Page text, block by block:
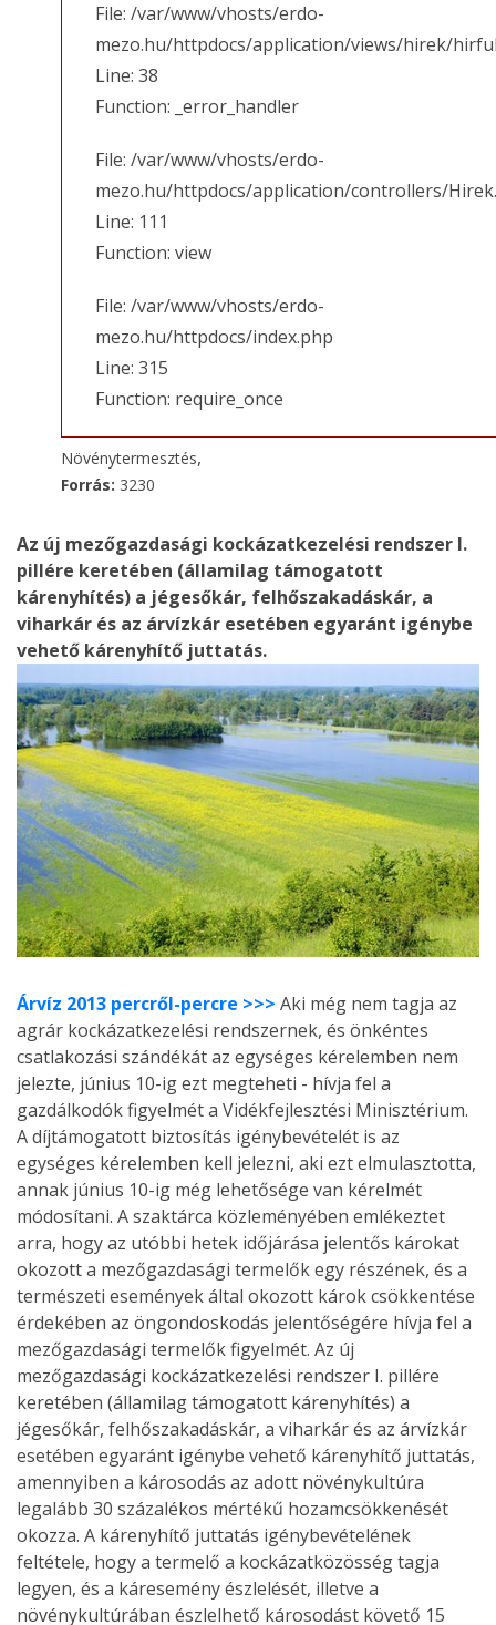
File: /var/www/vhosts/erdo-
mezo.hu/httpdocs/application/views/hirek/
Line: 38
Function: _error_handler
File: /var/www/vhosts/erdo-
mezo.hu/httpdocs/application/controllers/
Line: 111
Function: view
File: /var/www/vhosts/erdo-
mezo.hu/httpdocs/index.php
Line: 315
Function: require_once
Növénytermesztés,
Forrás: 3230
Az új mezőgazdasági kockázatkezelési rendszer I.
pillére keretében (államilag támogatott
kárenyhítés) a jégesőkár, felhőszakadáskár, a
viharkár és az árvízkár esetében egyaránt igénybe
vehető kárenyhítő juttatás.
Árvíz 2013 percről-percre >>> Aki még nem tagja az
agrár kockázatkezelési rendszernek, és önkéntes
csatlakozási szándékát az egységes kérelemben nem
jelezte, június 10-ig ezt megteheti - hívja fel a
gazdálkodók figyelmét a Vidékfejlesztési Minisztérium.
A díjtámogatott biztosítás igénybevételét is az
egységes kérelemben kell jelezni, aki ezt elmulasztotta,
annak június 10-ig még lehetősége van kérelmét
módosítani. A szaktárca közleményében emlékeztet
arra, hogy az utóbbi hetek időjárása jelentős károkat
okozott a mezőgazdasági termelők egy részének, és a
természeti események által okozott károk csökkentése
érdekében az öngondoskodás jelentőségére hívja fel a
mezőgazdasági termelők figyelmét. Az új
mezőgazdasági kockázatkezelési rendszer I. pillére
keretében (államilag támogatott kárenyhítés) a
jégesőkár, felhőszakadáskár, a viharkár és az árvízkár
esetében egyaránt igénybe vehető kárenyhítő juttatás,
amennyiben a károsodás az adott növénykultúra
legalább 30 százalékos mértékű hozamcsökkenését
okozza. A kárenyhítő juttatás igénybevételének
feltétele, hogy a termelő a kockázatközösség tagja
legyen, és a káresemény észlelését, illetve a
növénykultúrában észlelhető károsodást követő 15